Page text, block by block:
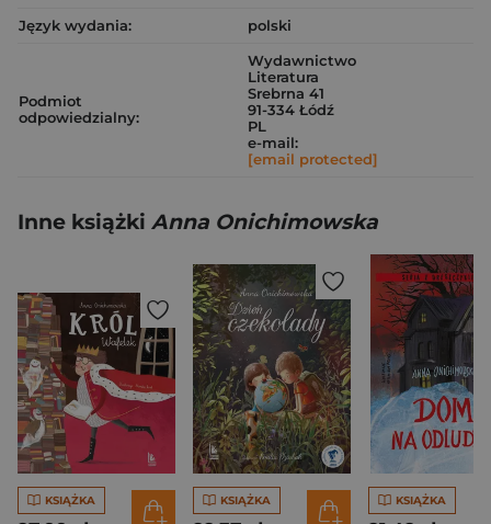
Język wydania:
polski
Podmiot
odpowiedzialny:
Wydawnictwo
Literatura
Srebrna 41
91-334 Łódź
PL
e-mail:
[email protected]
Inne książki Anna Onichimowska
KSIĄŻKA KSIĄŻKA KSIĄŻKA